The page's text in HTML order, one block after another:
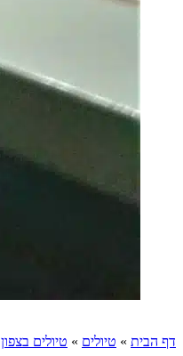
דף הבית » טיולים » טיולים בצפון